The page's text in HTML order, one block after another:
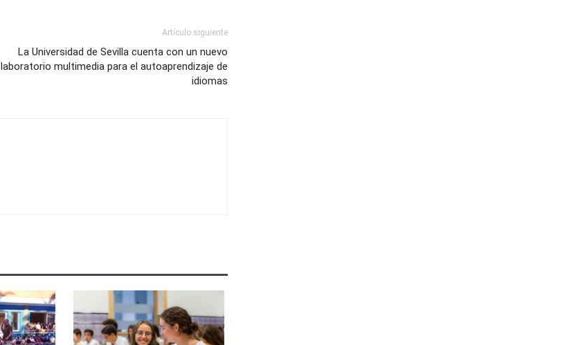
Artículo siguiente
La Universidad de Sevilla cuenta con un nuevo
laboratorio multimedia para el autoaprendizaje de
idiomas